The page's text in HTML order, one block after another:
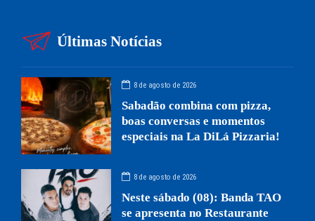
Últimas Notícias
8 de agosto de 2026
Sabadão combina com pizza,
boas conversas e momentos
especiais na La DiLá Pizzaria!
8 de agosto de 2026
Neste sábado (08): Banda TAO
se apresenta no Restaurante